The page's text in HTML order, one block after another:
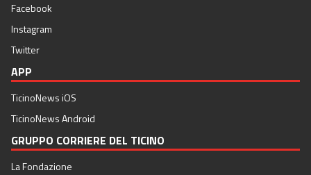
Facebook
Instagram
Twitter
APP
TicinoNews iOS
TicinoNews Android
GRUPPO CORRIERE DEL TICINO
La Fondazione